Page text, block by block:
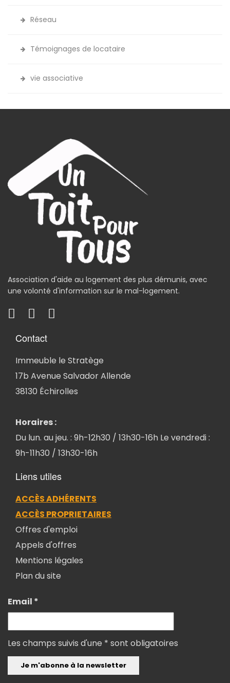
Réseau
Témoignages de locataire
vie associative
Association d'aide au logement des plus démunis, avec
une volonté d'information sur le mal-logement.
Contact
Immeuble le Stratège
17b Avenue Salvador Allende
38130 Échirolles
Horaires :
Du lun. au jeu. : 9h-12h30 / 13h30-16h Le vendredi :
9h-11h30 / 13h30-16h
Liens utiles
ACCÈS ADHÉRENTS
ACCÈS PROPRIETAIRES
Offres d'emploi
Appels d'offres
Mentions légales
Plan du site
Email *
Les champs suivis d'une * sont obligatoires